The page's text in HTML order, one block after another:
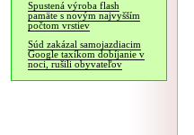
Spustená výroba flash
pamäte s novým najvyšším
počtom vrstiev
Súd zakázal samojazdiacim
Google taxíkom dobíjanie v
noci, rušili obyvateľov